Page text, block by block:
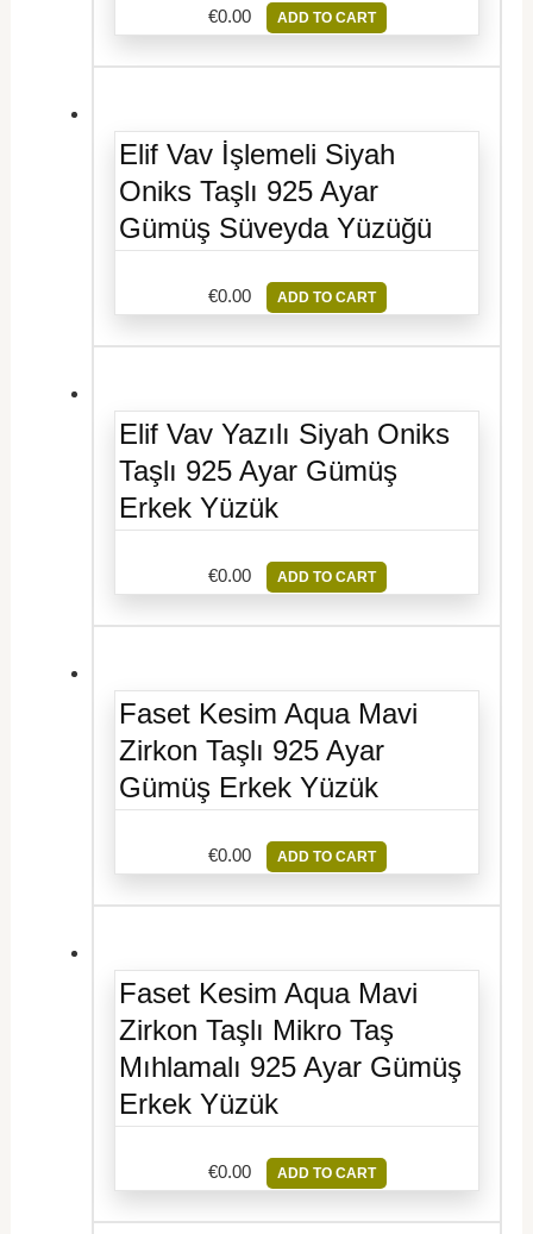
€0.00 ADD TO CART
Elif Vav İşlemeli Siyah
Oniks Taşlı 925 Ayar
Gümüş Süveyda Yüzüğü
€0.00 ADD TO CART
Elif Vav Yazılı Siyah Oniks
Taşlı 925 Ayar Gümüş
Erkek Yüzük
€0.00 ADD TO CART
Faset Kesim Aqua Mavi
Zirkon Taşlı 925 Ayar
Gümüş Erkek Yüzük
€0.00 ADD TO CART
Faset Kesim Aqua Mavi
Zirkon Taşlı Mikro Taş
Mıhlamalı 925 Ayar Gümüş
Erkek Yüzük
€0.00 ADD TO CART